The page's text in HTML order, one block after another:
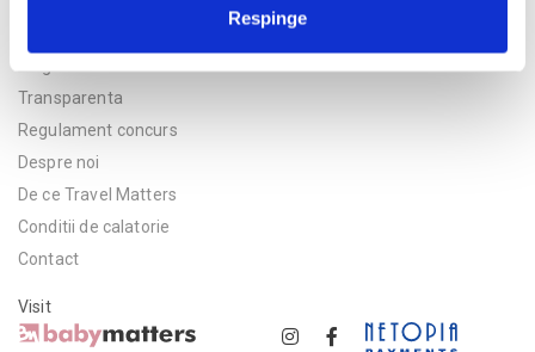
Respinge
Transparenta
Regulament concurs
Despre noi
De ce Travel Matters
Conditii de calatorie
Contact
Visit